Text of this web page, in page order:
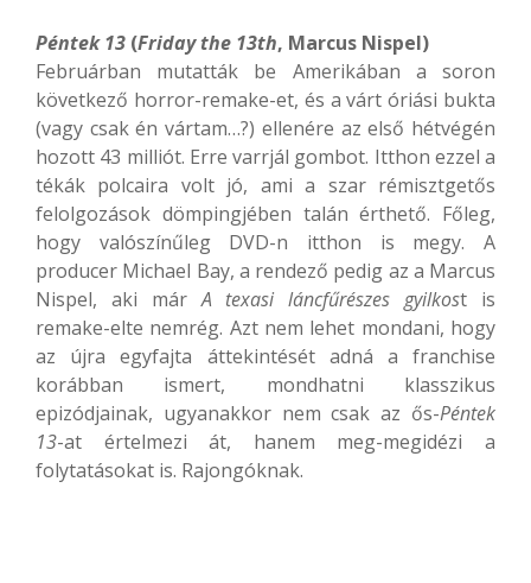
Péntek 13 (Friday the 13th, Marcus Nispel)
Februárban mutatták be Amerikában a soron
következő horror-remake-et, és a várt óriási bukta
(vagy csak én vártam…?) ellenére az első hétvégén
hozott 43 milliót. Erre varrjál gombot. Itthon ezzel a
tékák polcaira volt jó, ami a szar rémisztgetős
felolgozások dömpingjében talán érthető. Főleg,
hogy valószínűleg DVD-n itthon is megy. A
producer Michael Bay, a rendező pedig az a Marcus
Nispel, aki márA texasi láncfűrészes gyilkost is
remake-elte nemrég. Azt nem lehet mondani, hogy
az újra egyfajta áttekintését adná a franchise
korábban ismert, mondhatni klasszikus
epizódjainak, ugyanakkor nem csak az ős-Péntek
13-at értelmezi át, hanem meg-megidézi a
folytatásokat is. Rajongóknak.